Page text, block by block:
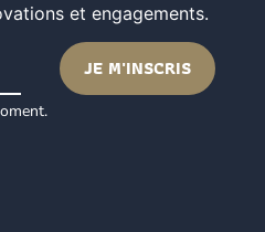
et engagements.
JE M'INSCRIS